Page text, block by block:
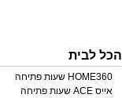
הכל לבית
HOME360 שעות פתיחה
אייס ACE שעות פתיחה